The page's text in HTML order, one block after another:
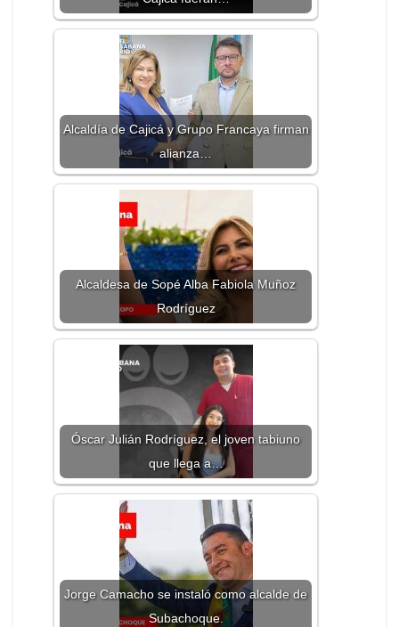
Alcaldía de Cajicá y Grupo Francaya firman
alianza…
Alcaldesa de Sopé Alba Fabiola Muñoz
Rodríguez
Óscar Julián Rodríguez, el joven tabiuno
que llega a…
Jorge Camacho se instaló como alcalde de
Subachoque.